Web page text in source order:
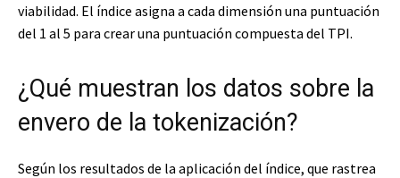
viabilidad. El índice asigna a cada dimensión una puntuación
del 1 al 5 para crear una puntuación compuesta del TPI.
¿Qué muestran los datos sobre la
envero de la tokenización?
Según los resultados de la aplicación del índice, que rastrea